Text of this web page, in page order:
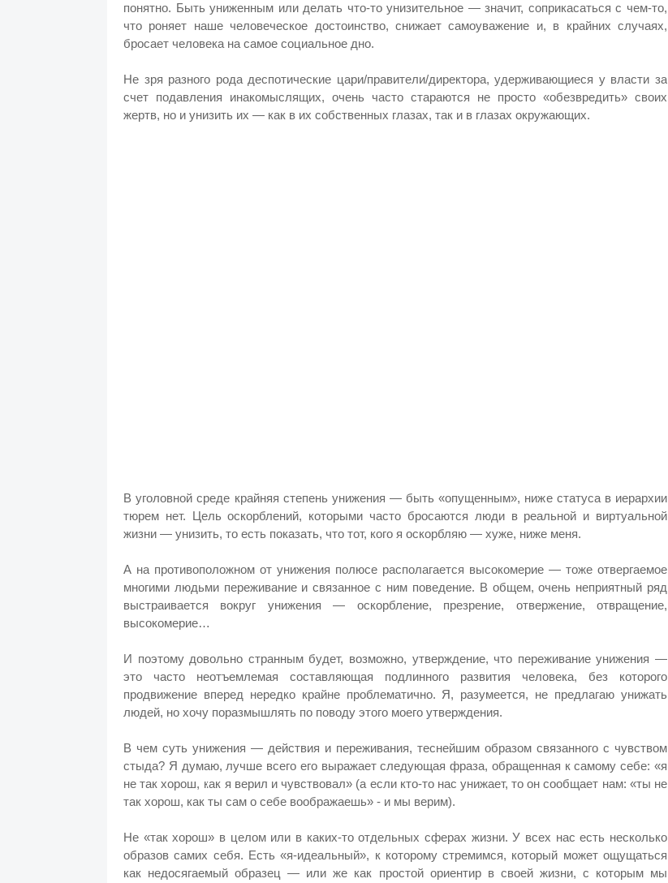
понятно. Быть униженным или делать что-то унизительное — значит, соприкасаться с чем-то,
что роняет наше человеческое достоинство, снижает самоуважение и, в крайних случаях,
бросает человека на самое социальное дно.
Не зря разного рода деспотические цари/правители/директора, удерживающиеся у власти за
счет подавления инакомыслящих, очень часто стараются не просто «обезвредить» своих
жертв, но и унизить их — как в их собственных глазах, так и в глазах окружающих.
В уголовной среде крайняя степень унижения — быть «опущенным», ниже статуса в иерархии
тюрем нет. Цель оскорблений, которыми часто бросаются люди в реальной и виртуальной
жизни — унизить, то есть показать, что тот, кого я оскорбляю — хуже, ниже меня.
А на противоположном от унижения полюсе располагается высокомерие — тоже отвергаемое
многими людьми переживание и связанное с ним поведение. В общем, очень неприятный ряд
выстраивается вокруг унижения — оскорбление, презрение, отвержение, отвращение,
высокомерие…
И поэтому довольно странным будет, возможно, утверждение, что переживание унижения —
это часто неотъемлемая составляющая подлинного развития человека, без которого
продвижение вперед нередко крайне проблематично. Я, разумеется, не предлагаю унижать
людей, но хочу поразмышлять по поводу этого моего утверждения.
В чем суть унижения — действия и переживания, теснейшим образом связанного с чувством
стыда? Я думаю, лучше всего его выражает следующая фраза, обращенная к самому себе: «я
не так хорош, как я верил и чувствовал» (а если кто-то нас унижает, то он сообщает нам: «ты не
так хорош, как ты сам о себе воображаешь» - и мы верим).
Не «так хорош» в целом или в каких-то отдельных сферах жизни. У всех нас есть несколько
образов самих себя. Есть «я-идеальный», к которому стремимся, который может ощущаться
как недосягаемый образец — или же как простой ориентир в своей жизни, с которым мы